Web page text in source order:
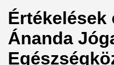
Értékelések
Ánanda